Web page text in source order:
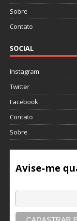
Sobre
Contato
SOCIAL
Instagram
Twitter
Facebook
Contato
Sobre
Avise-me